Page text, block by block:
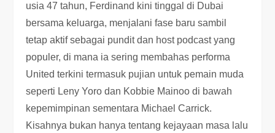
usia 47 tahun, Ferdinand kini tinggal di Dubai
bersama keluarga, menjalani fase baru sambil
tetap aktif sebagai pundit dan host podcast yang
populer, di mana ia sering membahas performa
United terkini termasuk pujian untuk pemain muda
seperti Leny Yoro dan Kobbie Mainoo di bawah
kepemimpinan sementara Michael Carrick.
Kisahnya bukan hanya tentang kejayaan masa lalu